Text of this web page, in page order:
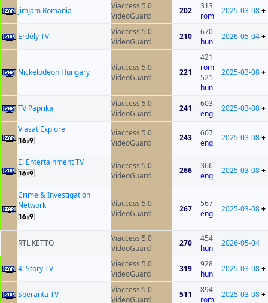
JimJam Romania
Viaccess 5.0
VideoGuard
202
313
rom
2025-03-08+
Erdély TV
Viaccess 5.0
VideoGuard
210
670
hun
2026-05-04+
Nickelodeon Hungary
Viaccess 5.0
VideoGuard
221
421
rom
521
hun
2025-03-08+
TV Paprika
Viaccess 5.0
VideoGuard
241
603
eng
2025-03-08+
Viasat Explore
Viaccess 5.0
VideoGuard
243
607
eng
2025-03-08+
E! Entertainment TV
Viaccess 5.0
VideoGuard
266
366
eng
2025-03-08+
Crime & Investigation
Network
Viaccess 5.0
VideoGuard
267
567
eng
2025-03-08+
RTL KETTO
Viaccess 5.0
VideoGuard
270
454
hun
2026-05-04
4! Story TV
Viaccess 5.0
VideoGuard
319
928
hun
2025-03-08+
Speranta TV
Viaccess 5.0
VideoGuard
511
894
rom
2025-03-08+